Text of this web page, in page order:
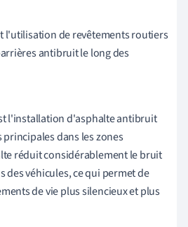
l'utilisation de revêtements routiers
antibruit le long des
l'installation d'asphalte antibruit
dans les zones
réduit considérablement le bruit
des véhicules, ce qui permet de
de vie plus silencieux et plus